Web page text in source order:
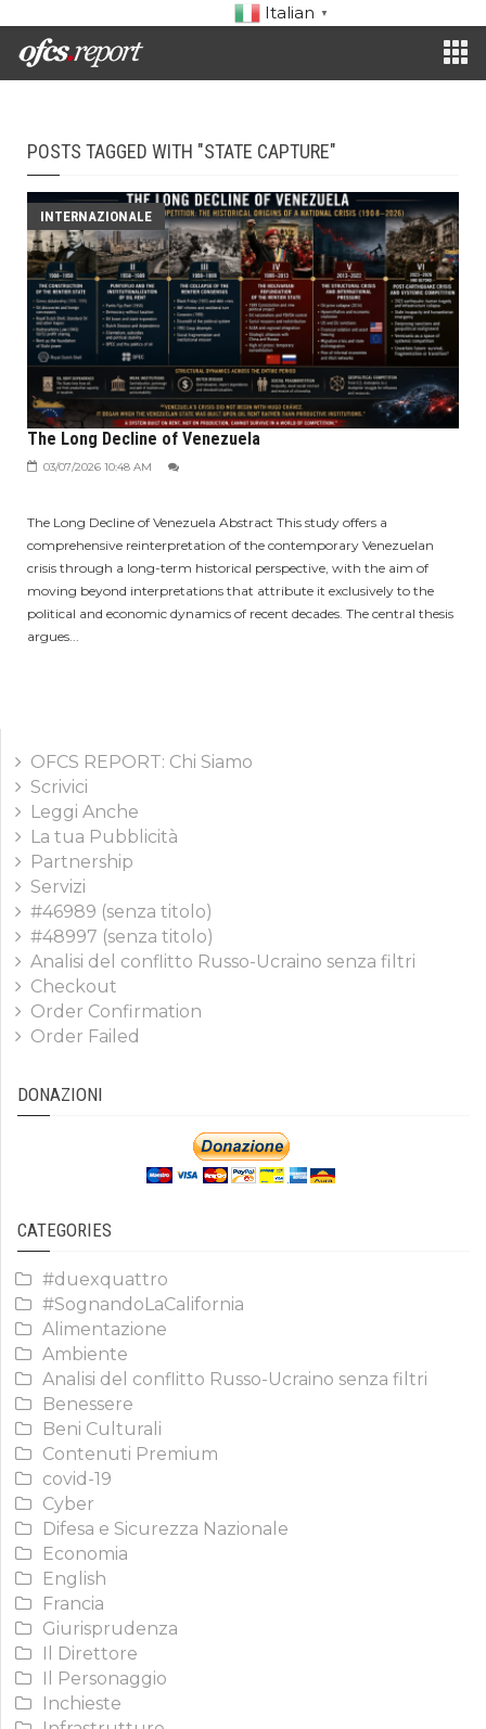
Italian ▼
POSTS TAGGED WITH "STATE CAPTURE"
INTERNAZIONALE
The Long Decline of Venezuela
03/07/2026 10:48 AM
The Long Decline of Venezuela Abstract This study offers a
comprehensive reinterpretation of the contemporary Venezuelan
crisis through a long-term historical perspective, with the aim of
moving beyond interpretations that attribute it exclusively to the
political and economic dynamics of recent decades. The central thesis
argues...
OFCS REPORT: Chi Siamo
Scrivici
Leggi Anche
La tua Pubblicità
Partnership
Servizi
#46989 (senza titolo)
#48997 (senza titolo)
Analisi del conflitto Russo-Ucraino senza filtri
Checkout
Order Confirmation
Order Failed
DONAZIONI
CATEGORIES
#duexquattro
#SognandoLaCalifornia
Alimentazione
Ambiente
Analisi del conflitto Russo-Ucraino senza filtri
Benessere
Beni Culturali
Contenuti Premium
covid-19
Cyber
Difesa e Sicurezza Nazionale
Economia
English
Francia
Giurisprudenza
Il Direttore
Il Personaggio
Inchieste